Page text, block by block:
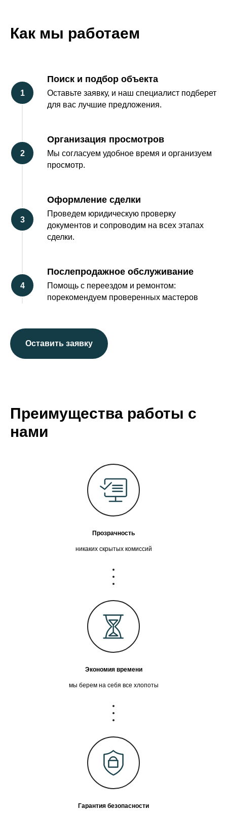
Как мы работаем
Поиск и подбор объекта
Оставьте заявку, и наш специалист подберет
для вас лучшие предложения.
Организация просмотров
Мы согласуем удобное время и организуем
просмотр.
Оформление сделки
Проведем юридическую проверку
документов и сопроводим на всех этапах
сделки.
Послепродажное обслуживание
Помощь с переездом и ремонтом:
порекомендуем проверенных мастеров
Оставить заявку
Преимущества работы с
нами
Прозрачность
никаких скрытых комиссий
Экономия времени
мы берем на себя все хлопоты
Гарантия безопасности